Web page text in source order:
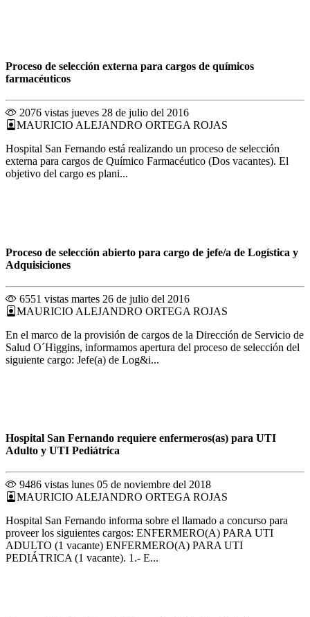
Proceso de selección externa para cargos de químicos
farmacéuticos
2076 vistas jueves 28 de julio del 2016
MAURICIO ALEJANDRO ORTEGA ROJAS
Hospital San Fernando está realizando un proceso de selección
externa para cargos de Químico Farmacéutico (Dos vacantes). El
objetivo del cargo es plani...
Proceso de selección abierto para cargo de jefe/a de Logística y
Adquisiciones
6551 vistas martes 26 de julio del 2016
MAURICIO ALEJANDRO ORTEGA ROJAS
En el marco de la provisión de cargos de la Dirección de Servicio de
Salud O´Higgins, informamos apertura del proceso de selección del
siguiente cargo: Jefe(a) de Log&i...
Hospital San Fernando requiere enfermeros(as) para UTI
Adulto y UTI Pediátrica
9486 vistas lunes 05 de noviembre del 2018
MAURICIO ALEJANDRO ORTEGA ROJAS
Hospital San Fernando informa sobre el llamado a concurso para
proveer los siguientes cargos: ENFERMERO(A) PARA UTI
ADULTO (1 vacante) ENFERMERO(A) PARA UTI
PEDIÁTRICA (1 vacante). 1.- E...